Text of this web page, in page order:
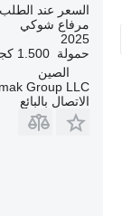
السعر عند الطلب
مرفاع شوكي
2025
حمولة 1.500 كجم
الصين
Group LLC
الاتصال بالبائع